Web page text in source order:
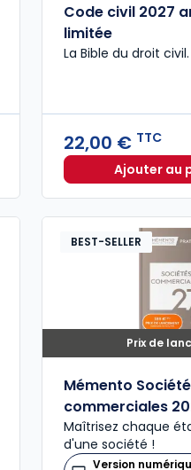
2027 à 199,00 € TTC
Code civil 2027
limitée
La Bible du droit civil.
22,00 € TTC
Ajouter au
Prix de
BEST-SELLER
Mémento
commerciales
Maîtrisez chaque
d'une société !
Version